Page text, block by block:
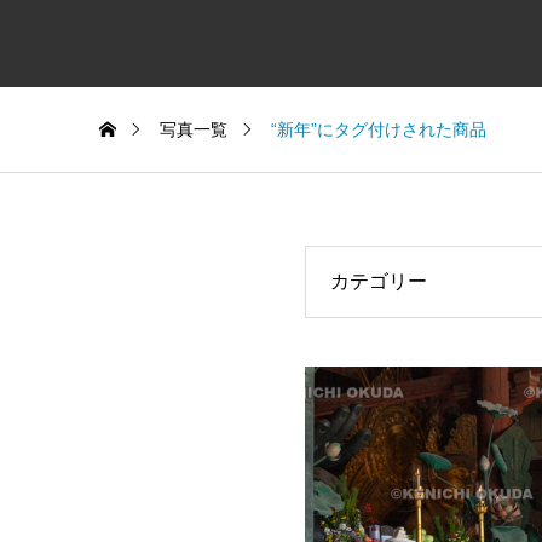
写真一覧 “新年”にタグ付けされた商品
カテゴリー